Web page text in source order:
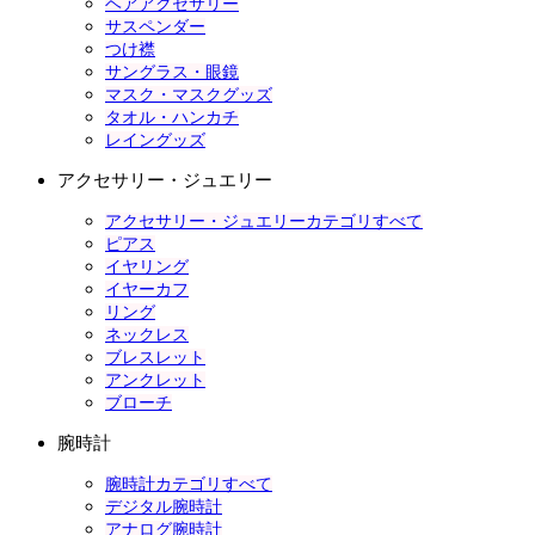
ヘアアクセサリー
サスペンダー
つけ襟
サングラス・眼鏡
マスク・マスクグッズ
タオル・ハンカチ
レイングッズ
アクセサリー・ジュエリー
アクセサリー・ジュエリーカテゴリすべて
ピアス
イヤリング
イヤーカフ
リング
ネックレス
ブレスレット
アンクレット
ブローチ
腕時計
腕時計カテゴリすべて
デジタル腕時計
アナログ腕時計